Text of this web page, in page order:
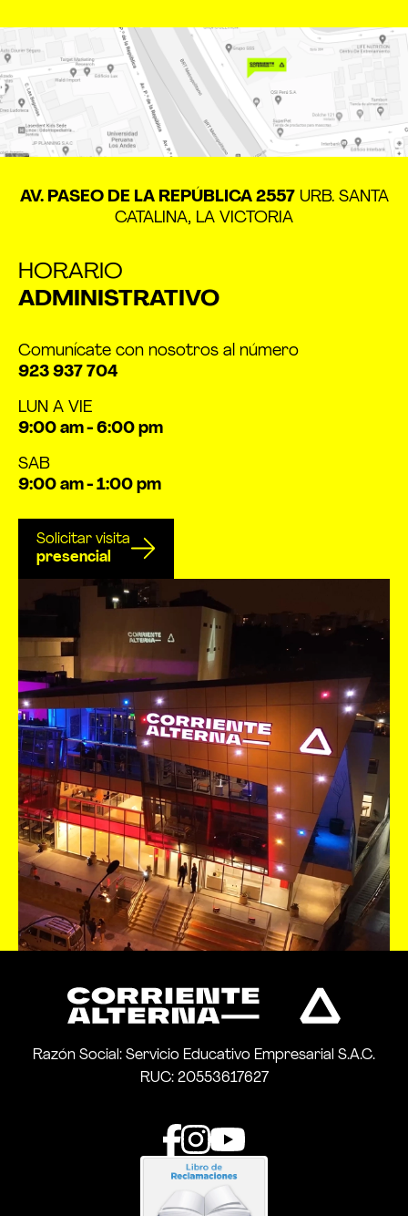
AV. PASEO DE LA REPÚBLICA 2557URB. SANTA
CATALINA, LA VICTORIA
HORARIO
ADMINISTRATIVO
Comunícate con nosotros al número
923 937 704
LUN A VIE
9:00 am - 6:00 pm
SAB
9:00 am - 1:00 pm
Solicitar visita
presencial
Razón Social: Servicio Educativo Empresarial S.A.C.
RUC: 20553617627